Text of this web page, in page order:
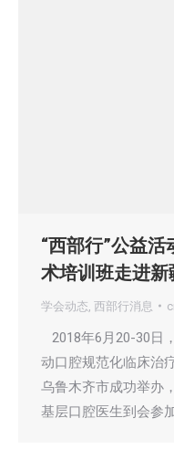
“西部行”公益
术培训班走进
学会动态 西部行消息
2018年6月20-30日
动口腔规范化临床治
乌鲁木齐市成功举办
基层口腔医生到会参